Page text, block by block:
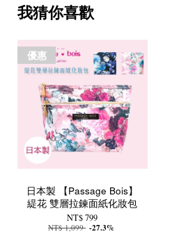
我猜你喜歡
優惠
日本製 【Passage Bois】
緹花 雙層拉鍊面紙化妝包
NT$ 799
NT$ 1,099 -27.3%